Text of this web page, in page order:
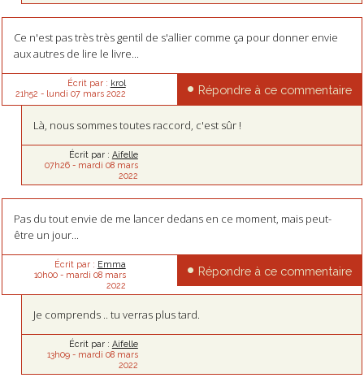
Ce n'est pas très très gentil de s'allier comme ça pour donner envie
aux autres de lire le livre...
Écrit par : krol
21h52 - lundi 07 mars 2022 Répondre à ce commentaire
Là, nous sommes toutes raccord, c'est sûr !
Écrit par : Aifelle
07h26- mardi 08 mars
2022
Pas du tout envie de me lancer dedans en ce moment, mais peut-
être un jour...
Écrit par : Emma
10h00- mardi 08 mars
2022
Répondre à ce commentaire
Je comprends .. tu verras plus tard.
Écrit par : Aifelle
13h09- mardi 08 mars
2022